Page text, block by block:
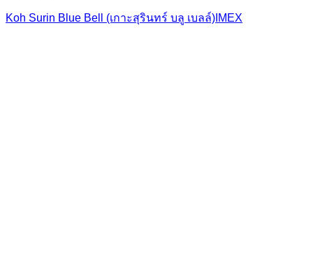
Koh Surin Blue Bell (เกาะสุรินทร์ บลู เบลล์)IMEX